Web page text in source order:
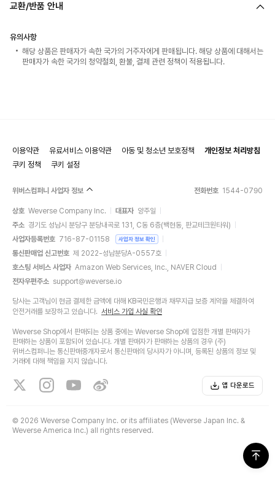
교환/반품 안내
유의사항
해당 상품은 판매자가 속한 국가의 거주자에게 판매됩니다. 해당 상품에 대해서는
판매자가 속한 국가의 청약철회, 환불, 결제 관련 정책이 적용됩니다.
이용약관 유료서비스 이용약관 아동 및 청소년 보호정책
개인정보 처리방침
쿠키 정책
쿠키 설정
위버스컴퍼니 사업자 정보 전화번호 1544-0790
상호 Weverse Company Inc. 대표자 양주일
주소 경기도 성남시 분당구 분당내곡로 131, C동 6층(백현동, 판교테크원타워)
사업자등록번호 716-87-01158 사업자 정보 확인
통신판매업 신고번호 제 2022-성남분당A-0557호
호스팅 서비스 사업자 Amazon Web Services, Inc., NAVER Cloud
전자우편주소 support@weverse.io
당사는 고객님이 현금 결제한 금액에 대해 KB국민은행과 채무지급 보증 계약을 체결하여
안전거래를 보장하고 있습니다. 서비스 가입 사실 확인
Weverse Shop에서 판매되는 상품 중에는 Weverse Shop에 입점한 개별 판매자가
판매하는 상품이 포함되어 있습니다. 개별 판매자가 판매하는 상품의 경우 (주)
위버스컴퍼니는 통신판매중개자로서 통신판매의 당사자가 아니며, 등록된 상품의 정보 및
거래에 대해 책임을 지지 않습니다.
앱 다운로드
© 2026 Weverse Company Inc. or its affiliates (Weverse Japan Inc. &
Weverse America Inc.) all rights reserved.